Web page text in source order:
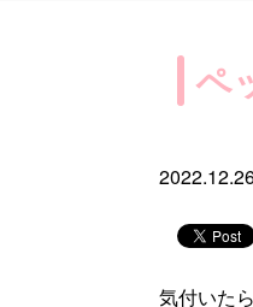
ペ
気付いた